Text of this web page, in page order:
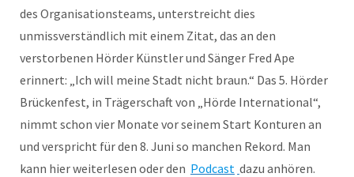
des Organisationsteams, unterstreicht dies
unmissverständlich mit einem Zitat, das an den
verstorbenen Hörder Künstler und Sänger Fred Ape
erinnert: „Ich will meine Stadt nicht braun.“ Das 5. Hörder
Brückenfest, in Trägerschaft von „Hörde International“,
nimmt schon vier Monate vor seinem Start Konturen an
und verspricht für den 8. Juni so manchen Rekord. Man
kann hier weiterlesen oder den Podcast dazu anhören.